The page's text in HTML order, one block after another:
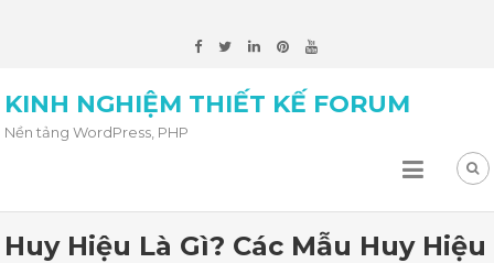
KINH NGHIỆM THIẾT KẾ FORUM
Nền tảng WordPress, PHP
Huy Hiệu Là Gì? Các Mẫu Huy Hiệu